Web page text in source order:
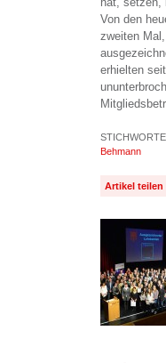
Von den
zweiten
erhielten
Behmann
Artikel teilen